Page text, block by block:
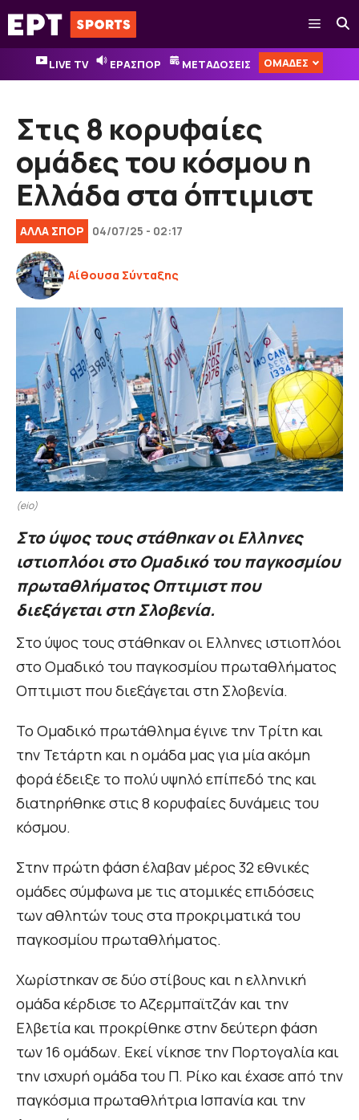
Μετάβαση
σε
περιεχόμενο
Μενού
LIVE TV ΕΡΑΣΠΟΡ ΜΕΤΑΔΟΣΕΙΣ ΟΜΑΔΕΣ
Στις 8 κορυφαίες
ομάδες του κόσμου η
Ελλάδα στα όπτιμιστ
ΑΛΛΑ ΣΠΟΡ 04/07/25 - 02:17
Αίθουσα Σύνταξης
(eio)
Στο ύψος τους στάθηκαν οι Ελληνες
ιστιοπλόοι στο Ομαδικό του παγκοσμίου
πρωταθλήματος Οπτιμιστ που
διεξάγεται στη Σλοβενία.
Στο ύψος τους στάθηκαν οι Ελληνες ιστιοπλόοι
στο Ομαδικό του παγκοσμίου πρωταθλήματος
Οπτιμιστ που διεξάγεται στη Σλοβενία.
Το Ομαδικό πρωτάθλημα έγινε την Τρίτη και
την Τετάρτη και η ομάδα μας για μία ακόμη
φορά έδειξε το πολύ υψηλό επίπεδό της και
διατηρήθηκε στις 8 κορυφαίες δυνάμεις του
κόσμου.
Στην πρώτη φάση έλαβαν μέρος 32 εθνικές
ομάδες σύμφωνα με τις ατομικές επιδόσεις
των αθλητών τους στα προκριματικά του
παγκοσμίου πρωταθλήματος.
Χωρίστηκαν σε δύο στίβους και η ελληνική
ομάδα κέρδισε το Αζερμπαϊτζάν και την
Ελβετία και προκρίθηκε στην δεύτερη φάση
των 16 ομάδων. Εκεί νίκησε την Πορτογαλία και
την ισχυρή ομάδα του Π. Ρίκο και έχασε από την
παγκόσμια πρωταθλήτρια Ισπανία και την